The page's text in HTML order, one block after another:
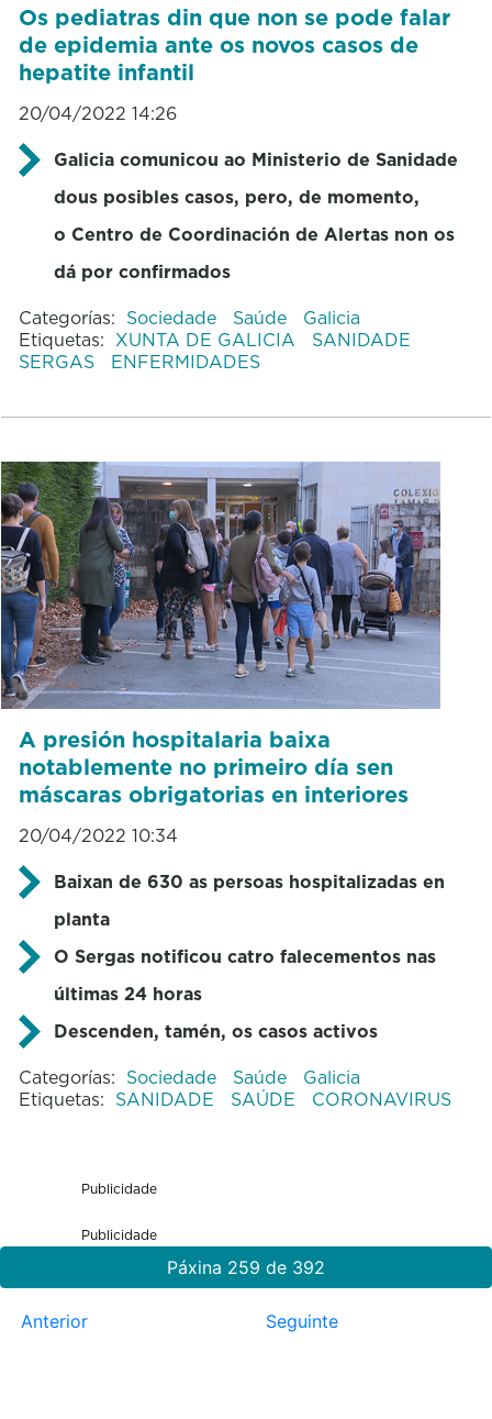
Os pediatras din que non se pode falar
de epidemia ante os novos casos de
hepatite infantil
20/04/2022 14:26
Galicia comunicou ao Ministerio de Sanidade
dous posibles casos, pero, de momento,
o Centro de Coordinación de Alertas non os
dá por confirmados
Categorías: Sociedade Saúde
Galicia
Etiquetas: XUNTA DE GALICIA
SANIDADE
SERGAS
ENFERMIDADES
A presión hospitalaria baixa
notablemente no primeiro día sen
máscaras obrigatorias en interiores
20/04/2022 10:34
Baixan de 630 as persoas hospitalizadas en
planta
O Sergas notificou catro falecementos nas
últimas 24 horas
Descenden, tamén, os casos activos
Categorías: Sociedade Saúde
Galicia
Etiquetas: SANIDADE SAÚDE CORONAVIRUS
Publicidade
Publicidade
Páxina 259 de 392
Anterior Seguinte